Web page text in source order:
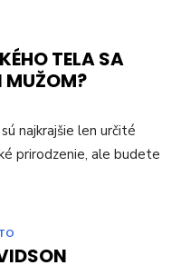
TELA SA
najkrajšie len určité
prirodzenie, ale budete